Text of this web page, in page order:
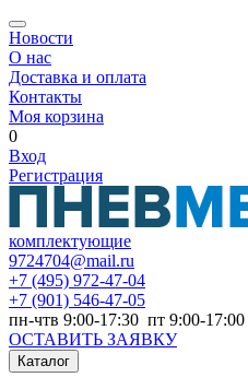
Новости
О нас
Доставка и оплата
Контакты
Моя корзина
0
Вход
Регистрация
комплектующие
9724704@mail.ru
+7 (495) 972-47-04
+7 (901) 546-47-05
пн-чтв 9:00-17:30 пт 9:00-17:00
ОСТАВИТЬ ЗАЯВКУ
Каталог